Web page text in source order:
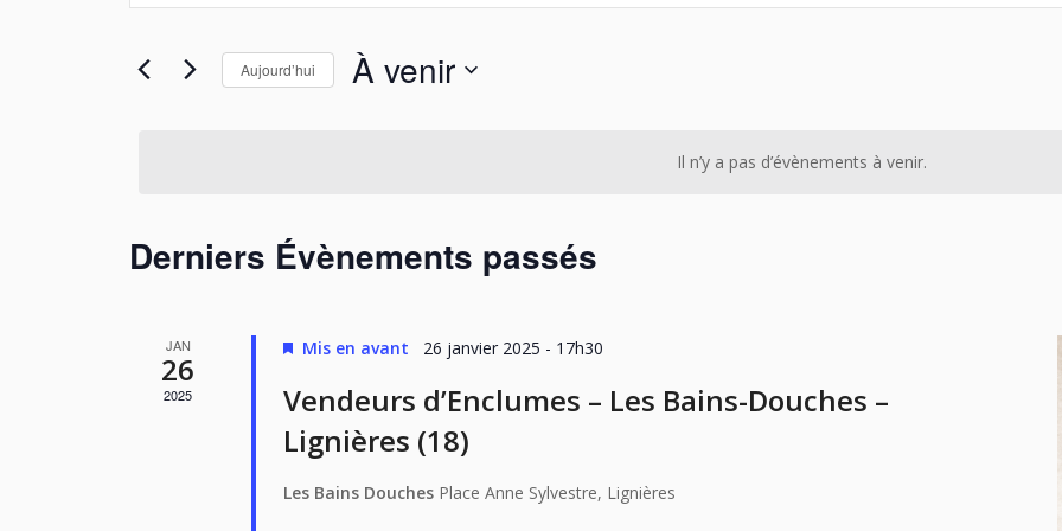
Il n’y a pas d’évènements à venir.
navigation
de
vues
Évènements
Aujourd’hui À venir
Derniers Évènements passés
JAN
26
2025
Mis en avant 26 janvier 2025 - 17h30
Vendeurs d’Enclumes – Les Bains-Douches –
Lignières (18)
Les Bains Douches Place Anne Sylvestre, Lignières